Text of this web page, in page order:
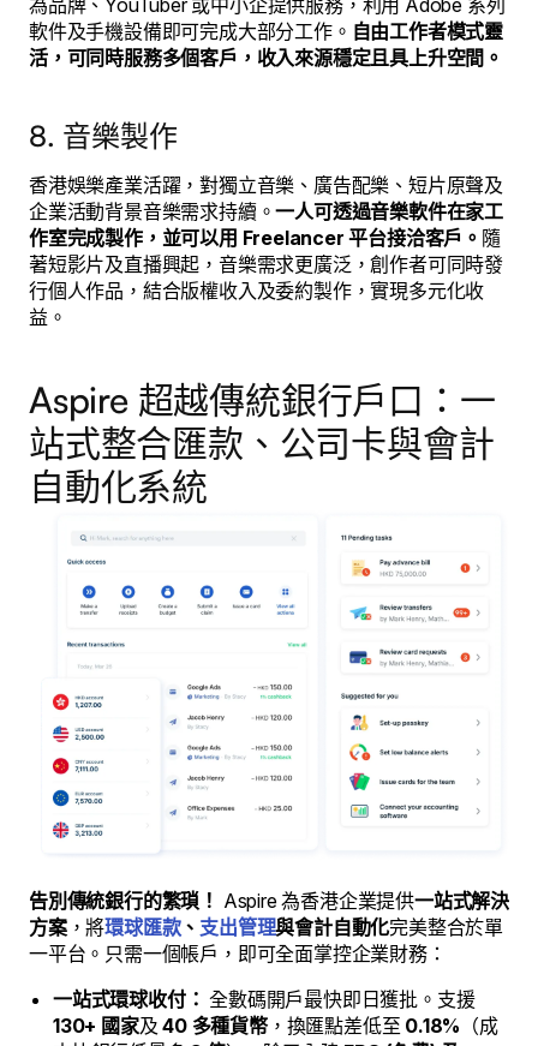
為品牌、YouTuber 或中小企提供服務，利用 Adobe 系列
軟件及手機設備即可完成大部分工作。 自由工作者模式靈
活，可同時服務多個客戶，收入來源穩定且具上升空間。
8. 音樂製作
香港娛樂產業活躍，對獨立音樂、廣告配樂、短片原聲及
企業活動背景音樂需求持續。一人可透過音樂軟件在家工
作室完成製作，並可以用 Freelancer 平台接洽客戶。 隨
著短影片及直播興起，音樂需求更廣泛，創作者可同時發
行個人作品，結合版權收入及委約製作，實現多元化收
益。
Aspire 超越傳統銀行戶口：一
站式整合匯款、公司卡與會計
自動化系統
告別傳統銀行的繁瑣！ Aspire 為香港企業提供一站式解決
方案，將環球匯款、 支出管理與會計自動化完美整合於單
一平台。只需一個帳戶，即可全面掌控企業財務：
一站式環球收付： 全數碼開戶最快即日獲批。支援
130+ 國家及40 多種貨幣，換匯點差低至 0.18% （成